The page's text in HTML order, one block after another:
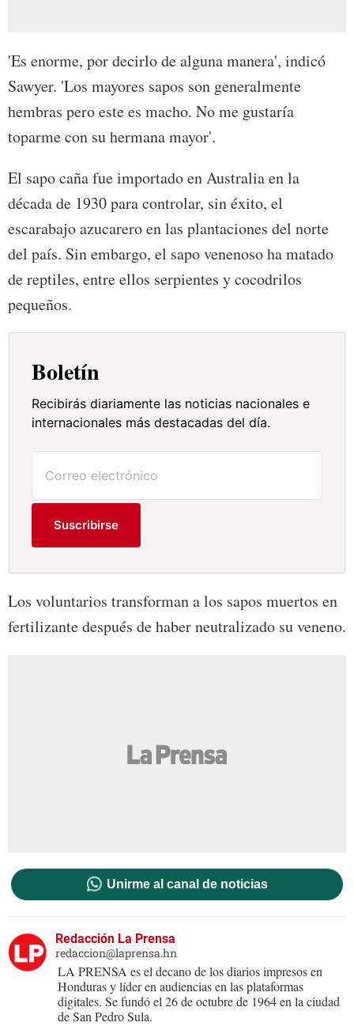
'Es enorme, por decirlo de alguna manera', indicó
Sawyer. 'Los mayores sapos son generalmente
hembras pero este es macho. No me gustaría
toparme con su hermana mayor'.
El sapo caña fue importado en Australia en la
década de 1930 para controlar, sin éxito, el
escarabajo azucarero en las plantaciones del norte
del país. Sin embargo, el sapo venenoso ha matado
de reptiles, entre ellos serpientes y cocodrilos
pequeños.
Boletín
Recibirás diariamente las noticias nacionales e
internacionales más destacadas del día.
Suscribirse
Los voluntarios transforman a los sapos muertos en
fertilizante después de haber neutralizado su veneno.
Unirme al canal de noticias
Redacción La Prensa
redaccion@laprensa.hn
LA PRENSA es el decano de los diarios impresos en
Honduras y líder en audiencias en las plataformas
digitales. Se fundó el 26 de octubre de 1964 en la ciudad
de San Pedro Sula.